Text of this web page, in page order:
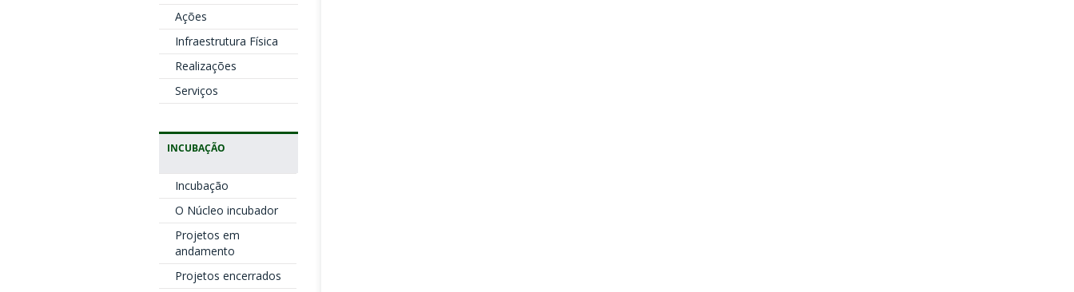
Ações
Infraestrutura Física
Realizações
Serviços
INCUBAÇÃO
Incubação
O Núcleo incubador
Projetos em
andamento
Projetos encerrados